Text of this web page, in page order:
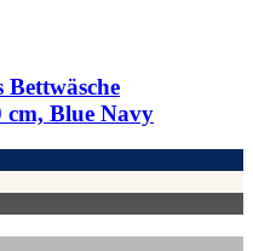
Bettwäsche
cm, Blue Navy